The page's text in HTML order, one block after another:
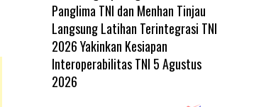
Panglima TNI dan Menhan Tinjau
Langsung Latihan Terintegrasi TNI
2026 Yakinkan Kesiapan
Interoperabilitas TNI 5 Agustus
2026